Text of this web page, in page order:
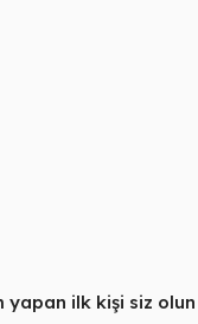
yapan ilk kişi siz olun